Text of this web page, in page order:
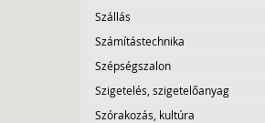
Szállás
Számítástechnika
Szépségszalon
Szigetelés, szigetelőanyag
Szórakozás, kultúra